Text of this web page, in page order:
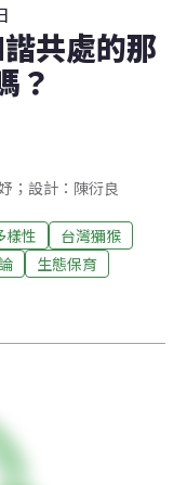
共處的那
？
；設計：陳衍良
樣性
台灣獼猴
生態保育